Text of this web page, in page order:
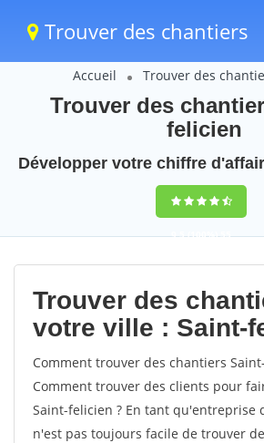
Trouver des chantiers
Accueil Trouver des
Trouver des
felicien
Développer votre chiffre
9,5(100%)55
votes
Trouver des
votre ville : Saint-
Comment trouver des chantiers
Comment trouver des clients pour
Saint-felicien ? En tant qu'entreprise
n'est pas toujours facile de trouver